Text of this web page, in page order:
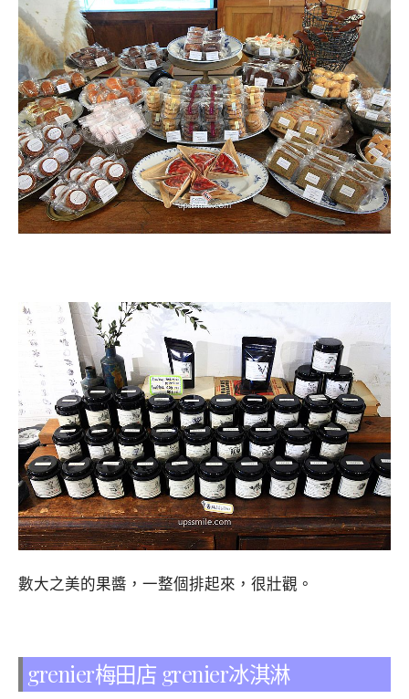
數大之美的果醬，一整個排起來，很壯觀。
grenier梅田店 grenier冰淇淋